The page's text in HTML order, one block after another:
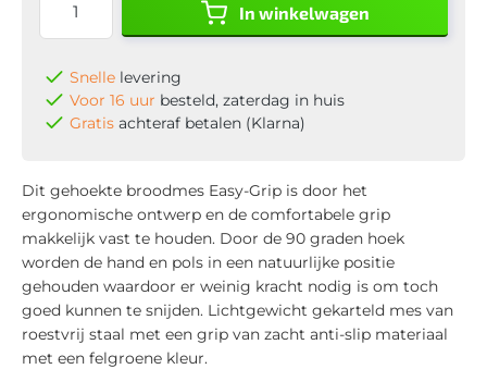
In winkelwagen
Snelle levering
Voor 16 uur besteld, zaterdag in huis
Gratis achteraf betalen (Klarna)
Dit gehoekte broodmes Easy-Grip is door het
ergonomische ontwerp en de comfortabele grip
makkelijk vast te houden. Door de 90 graden hoek
worden de hand en pols in een natuurlijke positie
gehouden waardoor er weinig kracht nodig is om toch
goed kunnen te snijden. Lichtgewicht gekarteld mes van
roestvrij staal met een grip van zacht anti-slip materiaal
met een felgroene kleur.